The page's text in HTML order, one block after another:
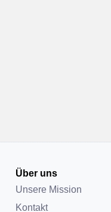
Über uns
Unsere Mission
Kontakt